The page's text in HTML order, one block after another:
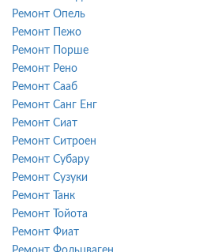
Ремонт Опель
Ремонт Пежо
Ремонт Порше
Ремонт Рено
Ремонт Сааб
Ремонт Санг Енг
Ремонт Сиат
Ремонт Ситроен
Ремонт Субару
Ремонт Сузуки
Ремонт Танк
Ремонт Тойота
Ремонт Фиат